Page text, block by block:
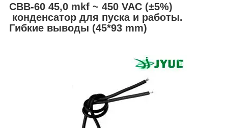
CBB-60 45,0 mkf ~ 450 VAC (±5%)
конденсатор для пуска и работы.
Гибкие выводы (45*93 mm)